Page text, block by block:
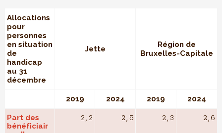
Allocations
pour
personnes
en situation
de
handicap
au 31
décembre
Jette
Région de
Bruxelles-Capitale
2019 2024 2019 2024
Part des
bénéficiair
2,2 2,5 2,3 2,6